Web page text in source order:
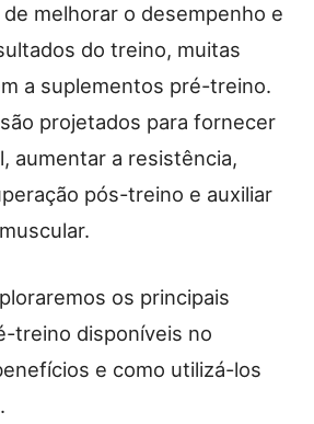
melhorar o desempenho e
do treino, muitas
a suplementos pré-treino.
projetados para fornecer
aumentar a resistência,
pós-treino e auxiliar
os principais
treino disponíveis no
e como utilizá-los